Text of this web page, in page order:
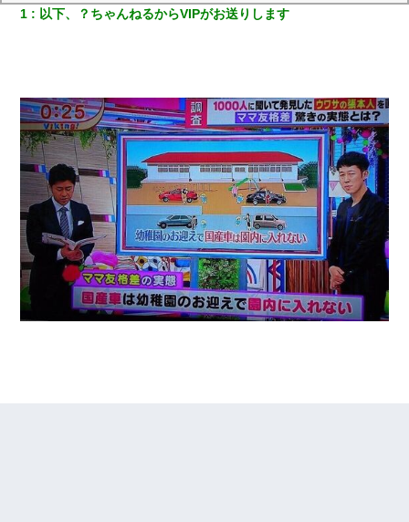
1 以下、？ちゃんねるからVIPがお送りします